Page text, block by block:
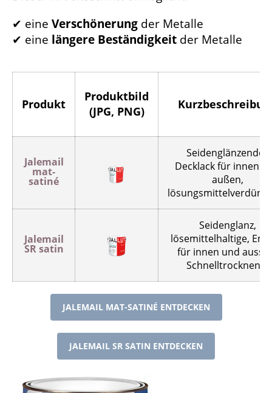
✔ eine Verschönerung der Metalle
✔ eine längere Beständigkeit der Metalle
Produkt
Produktbild
(JPG, PNG)
Jalemail
mat-
satiné
Seidenglänzender
Decklack für innen
außen,
Jalemail
SR satin
Seidenglanz,
lösemittelhaltige,
für innen und
Schnelltrocknend.
JALEMAIL MAT-SATINÉ ENTDECKEN
JALEMAIL SR SATIN ENTDECKEN